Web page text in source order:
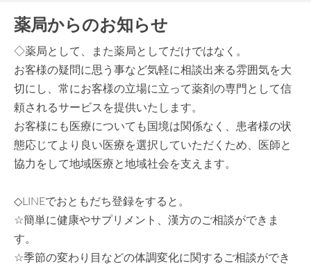
薬局からのお知らせ
◇薬局として、また薬局としてだけではなく。
お客様の疑問に思う事など気軽に相談出来る雰囲気を大
切にし、常にお客様の立場に立って薬剤の専門として信
頼されるサービスを提供いたします。
お客様にも医療についても国境は関係なく、患者様の状
態応じてより良い医療を選択していただくため、医師と
協力をして地域医療と地域社会を支えます。
◇LINEでおともだち登録をすると。
☆簡単に健康やサプリメント、漢方のご相談ができま
す。
☆季節の変わり目などの体調変化に関するご相談ができ